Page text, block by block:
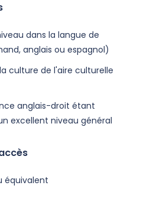
dans la langue de
anglais ou espagnol)
culture de l'aire culturelle
anglais-droit étant
excellent niveau général
équivalent